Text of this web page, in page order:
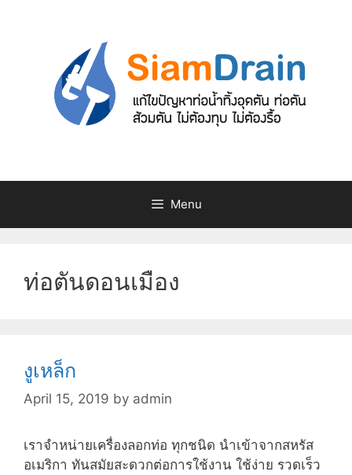
Menu
ท่อตันดอนเมือง
งูเหล็ก
April 15, 2019 by admin
เราจำหน่ายเครื่องลอกท่อ ทุกชนิด นำเข้าจากสหรัส
อเมริกา ทันสมัยสะดวกต่อการใช้งาน ใช้ง่าย รวดเร็ว